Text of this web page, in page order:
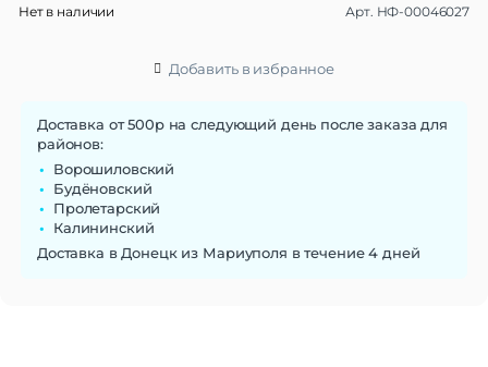
Нет в наличии Арт. НФ-00046027
Добавить в избранное
Доставка от 500р на следующий день после заказа для
районов:
Ворошиловский
Будёновский
Пролетарский
Калининский
Доставка в Донецк из Мариуполя в течение 4 дней